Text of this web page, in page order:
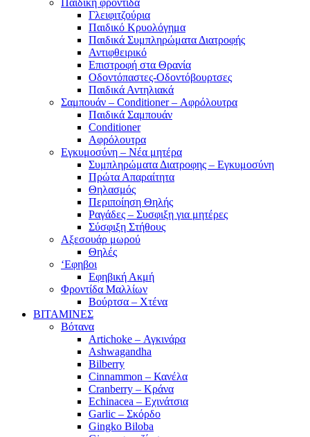
Παιδική φροντίδα
Γλειφιτζούρια
Παιδικό Κρυολόγημα
Παιδικά Συμπληρώματα Διατροφής
Αντιφθειρικό
Επιστροφή στα Θρανία
Οδοντόπαστες-Οδοντόβουρτσες
Παιδικά Αντηλιακά
Σαμπουάν – Conditioner – Αφρόλουτρα
Παιδικά Σαμπουάν
Conditioner
Αφρόλουτρα
Εγκυμοσύνη – Νέα μητέρα
Συμπληρώματα Διατροφης – Εγκυμοσύνη
Πρώτα Απαραίτητα
Θηλασμός
Περιποίηση Θηλής
Ραγάδες – Συσφιξη για μητέρες
Σύσφιξη Στήθους
Αξεσουάρ μωρού
Θηλές
‘Εφηβοι
Εφηβική Ακμή
Φροντίδα Μαλλίων
Βούρτσα – Χτένα
ΒΙΤΑΜΙΝΕΣ
Βότανα
Artichoke – Αγκινάρα
Ashwagandha
Bilberry
Cinnammon – Κανέλα
Cranberry – Κράνα
Echinacea – Εχινάτσια
Garlic – Σκόρδο
Gingko Biloba